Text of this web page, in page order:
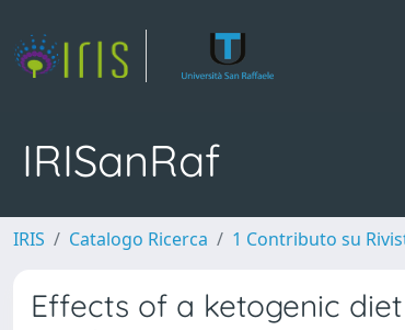
IRISanRaf
IRIS Catalogo Ricerca 1 Contributo su
Effects of a ketogenic